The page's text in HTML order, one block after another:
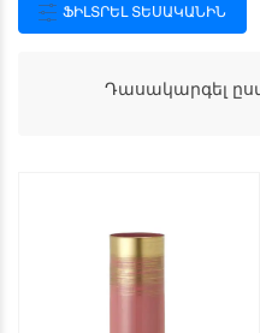
ՖԻԼՏՐԵԼ ՏԵՍԱԿԱՆԻՆ
Դասակարգել